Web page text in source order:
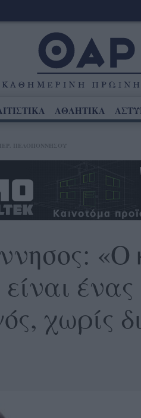
ΑΘΛΗΤΙΚΑ
«Ο
χωρίς